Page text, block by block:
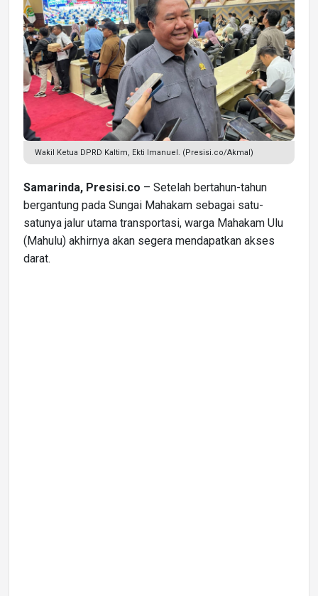
Wakil Ketua DPRD Kaltim, Ekti Imanuel. (Presisi.co/Akmal)
Samarinda, Presisi.co – Setelah bertahun-tahun
bergantung pada Sungai Mahakam sebagai satu-
satunya jalur utama transportasi, warga Mahakam Ulu
(Mahulu) akhirnya akan segera mendapatkan akses
darat.